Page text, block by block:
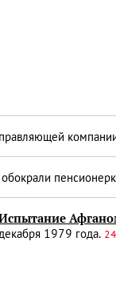
декабря 1979 года.